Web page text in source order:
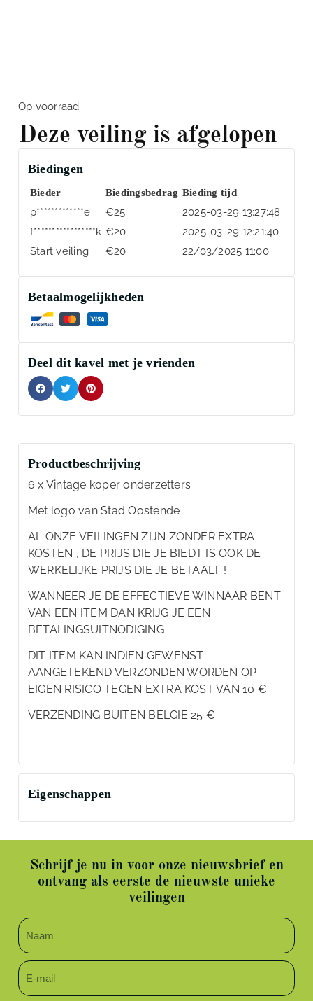
Op voorraad
Deze veiling is afgelopen
Biedingen
Bieder Biedingsbedrag Bieding tijd
p*************e €25
2025-03-29 13:27:48
f*****************k €20
2025-03-29 12:21:40
Start veiling
€20 22/03/2025 11:00
Betaalmogelijkheden
Deel dit kavel met je vrienden
Productbeschrijving
6 x Vintage koper onderzetters
Met logo van Stad Oostende
AL ONZE VEILINGEN ZIJN ZONDER EXTRA
KOSTEN , DE PRIJS DIE JE BIEDT IS OOK DE
WERKELIJKE PRIJS DIE JE BETAALT !
WANNEER JE DE EFFECTIEVE WINNAAR BENT
VAN EEN ITEM DAN KRIJG JE EEN
BETALINGSUITNODIGING
DIT ITEM KAN INDIEN GEWENST
AANGETEKEND VERZONDEN WORDEN OP
EIGEN RISICO TEGEN EXTRA KOST VAN 10 €
VERZENDING BUITEN BELGIE 25 €
Eigenschappen
Schrijf je nu in voor onze nieuwsbrief en
ontvang als eerste de nieuwste unieke
veilingen